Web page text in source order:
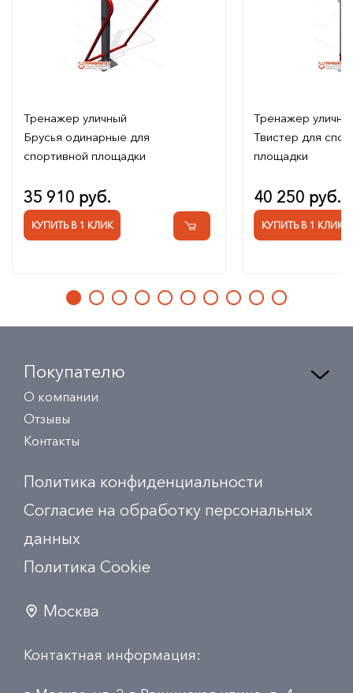
Тренажер уличный
Брусья одинарные для
спортивной площадки
35 910 руб.
КУПИТЬ В 1 КЛИК
Тренажер
Твистер для
площадки
40 250 руб.
КУПИТЬ В 1 КЛИК
Покупателю
О компании
Отзывы
Контакты
Политика конфиденциальности
Согласие на обработку персональных
данных
Политика Сookie
Москва
Контактная информация: